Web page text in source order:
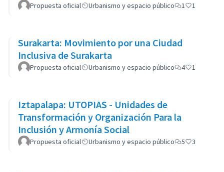
Propuesta oficial Urbanismo y espacio público 1 1
Surakarta: Movimiento por una Ciudad
Inclusiva de Surakarta
Propuesta oficial Urbanismo y espacio público 4 1
Iztapalapa: UTOPIAS - Unidades de
Transformación y Organización Para la
Inclusión y Armonía Social
Propuesta oficial Urbanismo y espacio público 5 3